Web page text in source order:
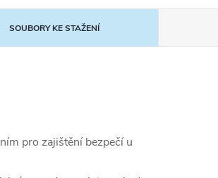
SOUBORY KE STAŽENÍ
pro zajištění bezpečí u